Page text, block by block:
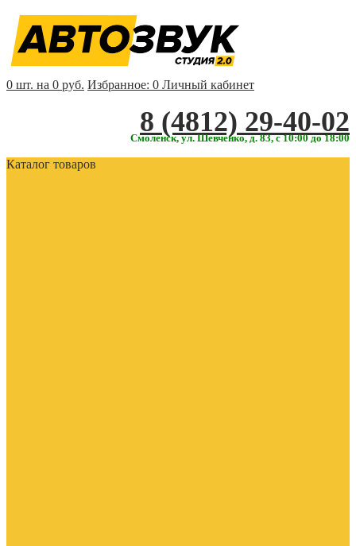
0 шт. на 0 руб. Избранное: 0 Личный кабинет
‎‎8 (4812) 29-40-02
Смоленск, ул. Шевченко, д. 83, с 10:00 до 18:00
Каталог товаров